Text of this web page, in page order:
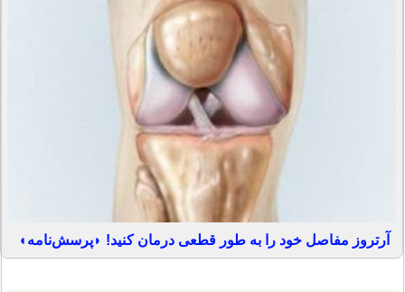
آرتروز مفاصل خود را به طور قطعی درمان کنید! ◗پرسش‌نامه◖